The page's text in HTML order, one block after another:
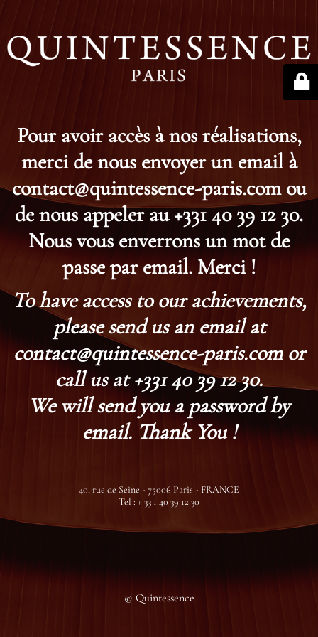
Pour avoir accès à nos réalisations,
merci de nous envoyer un email à
contact@quintessence-paris.com ou
de nous appeler au +331 40 39 12 30.
Nous vous enverrons un mot de
passe par email. Merci !
To have access to our achievements,
please send us an email at
contact@quintessence-paris.com or
call us at +331 40 39 12 30.
We will send you a password by
email. Thank You !
40, rue de Seine - 75006 Paris - FRANCE
Tel : + 33 1 40 39 12 30
© Quintessence